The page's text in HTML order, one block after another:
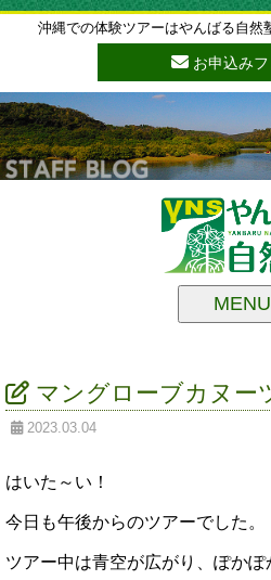
沖縄での体験ツアーはやんばる自然
お申込みフ
MENU
マングローブカヌー
2023.03.04
はいた～い！
今日も午後からのツアーでした。
ツアー中は青空が広がり、ぽか